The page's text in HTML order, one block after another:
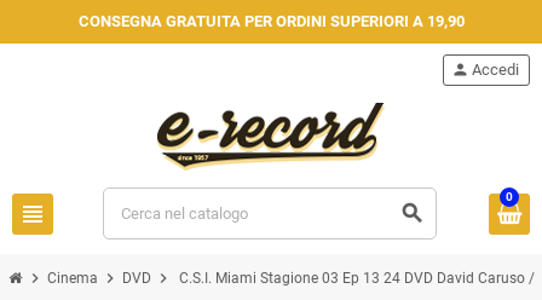
CONSEGNA GRATUITA PER ORDINI SUPERIORI A 19,90
view_headline search
person Accedi
0
chevron_right Cinema chevron_right DVD chevron_right C.S.I. Miami Stagione 03 Ep 13 24 DVD David Caruso